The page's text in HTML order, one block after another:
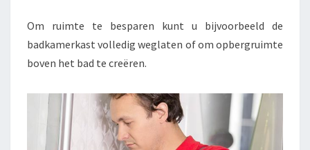
Om ruimte te besparen kunt u bijvoorbeeld de
badkamerkast volledig weglaten of om opbergruimte
boven het bad te creëren.